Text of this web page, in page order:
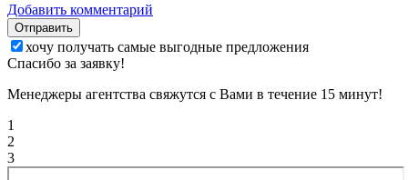
Добавить комментарий
Отправить
хочу получать самые выгодные предложения
Спасибо за заявку!
Менеджеры агентства свяжутся с Вами в течение 15 минут!
1
2
3